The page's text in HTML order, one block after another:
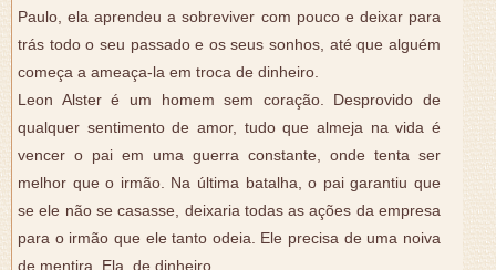
Paulo, ela aprendeu a sobreviver com pouco e deixar para
trás todo o seu passado e os seus sonhos, até que alguém
começa a ameaça-la em troca de dinheiro.
Leon Alster é um homem sem coração. Desprovido de
qualquer sentimento de amor, tudo que almeja na vida é
vencer o pai em uma guerra constante, onde tenta ser
melhor que o irmão. Na última batalha, o pai garantiu que
se ele não se casasse, deixaria todas as ações da empresa
para o irmão que ele tanto odeia. Ele precisa de uma noiva
de mentira. Ela, de dinheiro.